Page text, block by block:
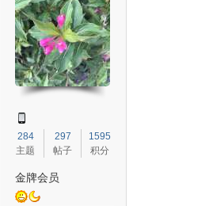
284
主题
297
帖子
1595
积分
金牌会员